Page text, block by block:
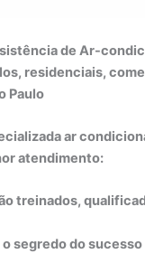
de Ar-
residenciais,
Paulo
ar
atendimento:
treinados,
segredo do sucesso